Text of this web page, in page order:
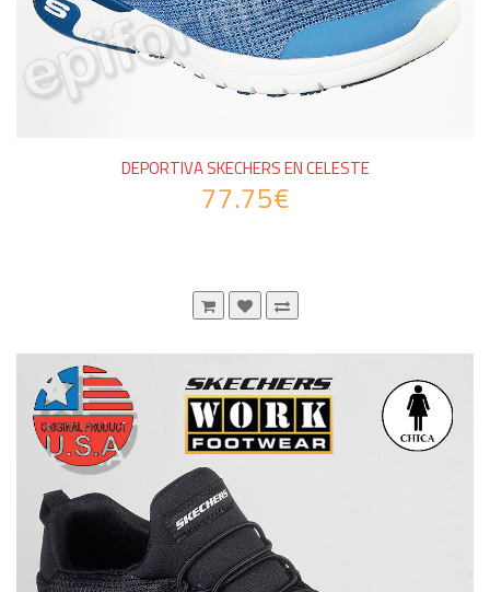
DEPORTIVA SKECHERS EN CELESTE
77.75€